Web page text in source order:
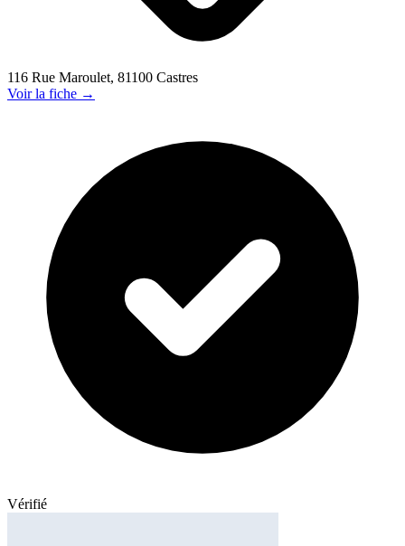
116 Rue Maroulet, 81100 Castres
Voir la fiche →
Vérifié